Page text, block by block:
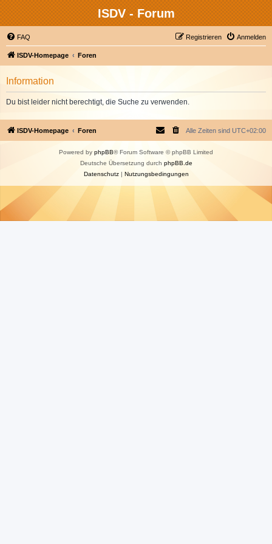
ISDV - Forum
FAQ Anmelden
Registrieren
ISDV-Homepage Foren
Information
Du bist leider nicht berechtigt, die Suche zu verwenden.
ISDV-Homepage Foren Alle Zeiten sind UTC+02:00
Powered by phpBB® Forum Software © phpBB Limited
Deutsche Übersetzung durch phpBB.de
Datenschutz| Nutzungsbedingungen